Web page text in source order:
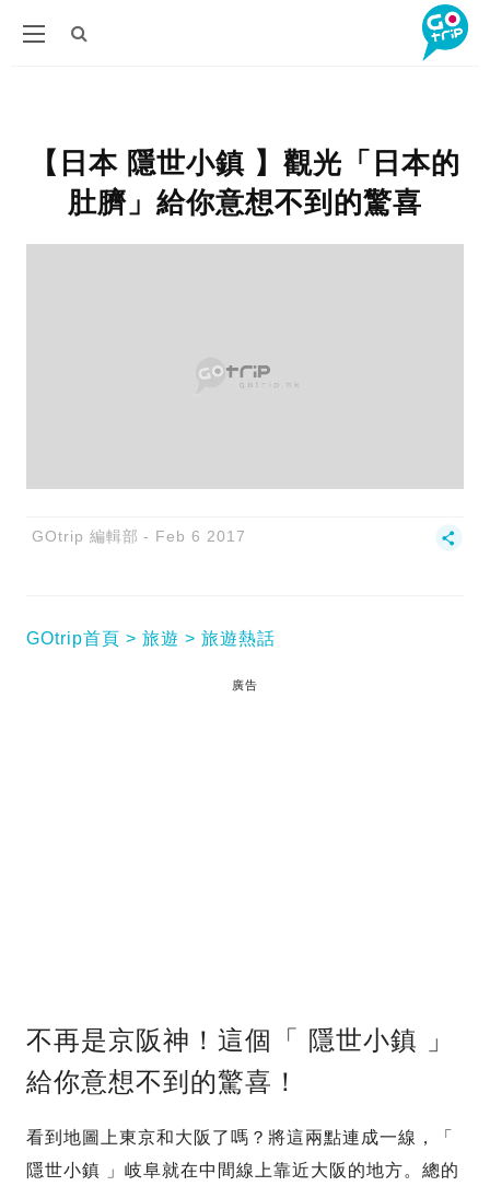
【日本 隱世小鎮 】觀光「日本的
肚臍」給你意想不到的驚喜
GOtrip 編輯部 Feb 6 2017
GOtrip首頁 旅遊 旅遊熱話
廣告
不再是京阪神！這個「 隱世小鎮 」
給你意想不到的驚喜！
看到地圖上東京和大阪了嗎？將這兩點連成一線，「
隱世小鎮 」岐阜就在中間線上靠近大阪的地方。總的